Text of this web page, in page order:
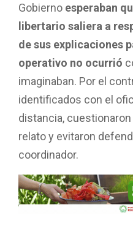
Gobierno esperaban
libertario saliera a
de sus explicaciones
operativo no ocurrió
imaginaban. Por el
identificados con el
distancia,
relato y evitaron
coordinador.